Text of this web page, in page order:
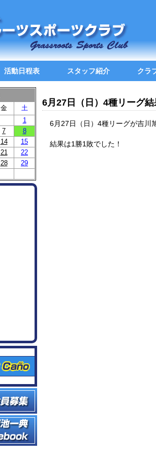
活動日程表 スタッフ紹介 クラ
6月27日（日）4種リーグ結
6月27日（日）4種リーグが吉川
結果は1勝1敗でした！
金
土
1
7
8
14
15
21
22
28
29